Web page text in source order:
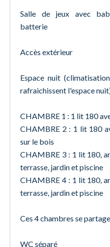
Salle de jeux avec
batterie
Accès extérieur
Espace nuit
rafraichissent l'espace
CHAMBRE 1 : 1 lit 180
CHAMBRE 2 : 1 lit 180
sur le bois
CHAMBRE 3 : 1 lit 180,
terrasse, jardin et piscine
CHAMBRE 4 : 1 lit 180,
terrasse, jardin et piscine
Ces 4 chambres se
WC séparé